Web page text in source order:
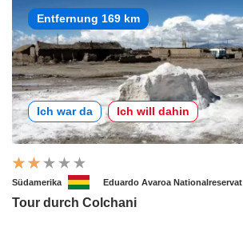
Entfernung 169 km
Ich war da Ich will dahin
Südamerika Eduardo Avaroa Nationalreservat
Tour durch Colchani